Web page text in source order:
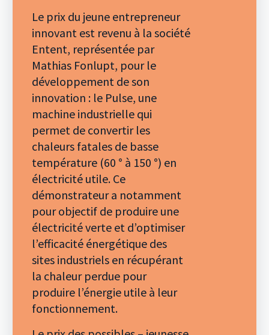
Le prix du jeune entrepreneur
innovant est revenu à la société
Entent, représentée par
Mathias Fonlupt, pour le
développement de son
innovation : le Pulse, une
machine industrielle qui
permet de convertir les
chaleurs fatales de basse
température (60 ° à 150 °) en
électricité utile. Ce
démonstrateur a notamment
pour objectif de produire une
électricité verte et d’optimiser
l’efficacité énergétique des
sites industriels en récupérant
la chaleur perdue pour
produire l’énergie utile à leur
fonctionnement.